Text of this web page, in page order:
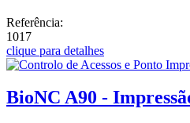
Referência:
1017
clique para detalhes
BioNC A90 -